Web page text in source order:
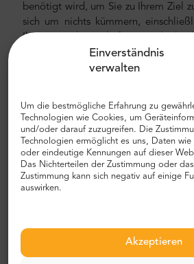
Einverständnis
verwalten
Um die bestmögliche Erfahrung zu
Technologien wie Cookies, um
und/oder darauf zuzugreifen. Die
Technologien ermöglicht es uns, Daten
oder eindeutige Kennungen auf dieser
Das Nichterteilen der Zustimmung oder
Zustimmung kann sich negativ auf einige
auswirken.
Akzeptieren
benötigt wird, um Sie zu Ihrem Ziel
sich um nichts kümmern,
Ihrem Hotel. Wir liefern Sie direkt
dafür, dass Sie sicher und gesund
Mr.Shuttle kümmert sich seit 2003
als 500 Transfers. Wir bedienen
Welt. Mr.Shuttle hat viel Feedback
erhalten und stellt sicher, dass wir
noch besseren Service zu bieten.
glückliche Stammgäste.